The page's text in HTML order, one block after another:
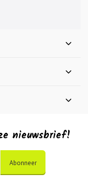
nieuwsbrief!
Abonneer